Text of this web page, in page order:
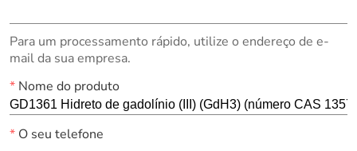
Para um processamento rápido, utilize o endereço de e-
mail da sua empresa.
*Nome do produto
*O seu telefone